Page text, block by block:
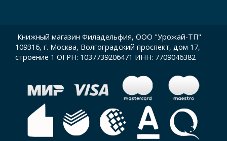
Книжный магазин Филадельфия, ООО "Урожай-ТП"
109316, г. Москва, Волгоградский проспект, дом 17,
строение 1 ОГРН: 1037739206471 ИНН: 7709046382